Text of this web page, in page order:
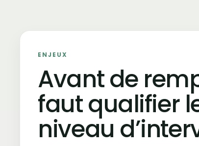
ENJEUX
Avant de
faut qualifier
niveau